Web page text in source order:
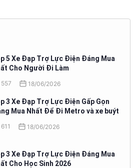
5 Xe Đạp Trợ Lực Điện Đáng Mua
Cho Người Đi Làm
557 18/06/2026
3 Xe Đạp Trợ Lực Điện Gấp Gọn
Mua Nhất Để Đi Metro và xe buýt
611 18/06/2026
3 Xe Đạp Trợ Lực Điện Đáng Mua
Cho Học Sinh 2026